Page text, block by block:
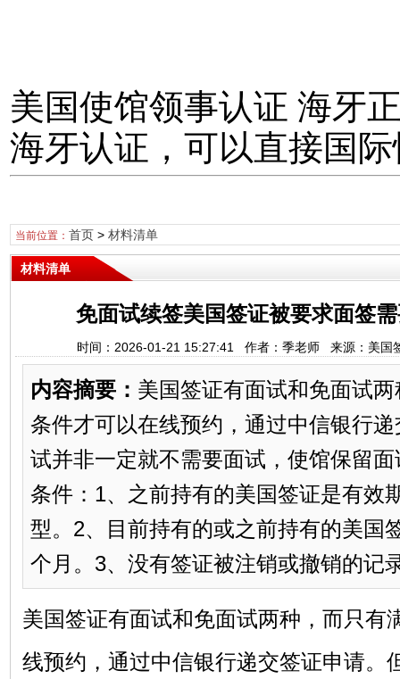
美国使馆领事认证 海牙
海牙认证，可以直接国
当前位置： 首页> 材料清单
材料清单
免面试续签美国签证被要求面签
时间：2026-01-21 15:27:41 作者：季老师 来源：美国
内容摘要： 美国签证有面试和免面试
条件才可以在线预约，通过中信银行
试并非一定就不需要面试，使馆保留
条件：1️、之前持有的美国签证是有效
型。2️、目前持有的或之前持有的美国
个月。3️、没有签证被注销或撤销的记
美国签证有面试和免面试两种，而只有
线预约，通过中信银行递交签证申请。